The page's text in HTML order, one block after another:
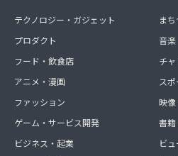
テクノロジー・ガジェット
プロダクト
フード・飲食店
アニメ・漫画
ファッション
ゲーム・サービス開発
ビジネス・起業
ま
音楽
チ
ス
映像
書籍
ビ